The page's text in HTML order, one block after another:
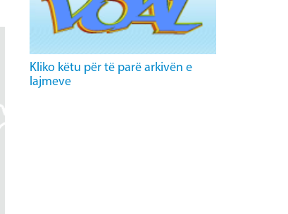
Kliko këtu për të parë arkivën e
lajmeve